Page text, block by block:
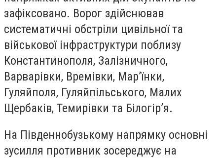
зафіксовано. Ворог здійснював
систематичні обстріли цивільної та
військової інфраструктури поблизу
Константинополя, Залізничного,
Варварівки, Времівки, Мар’їнки,
Гуляйполя, Гуляйпільського, Малих
Щербаків, Темирівки та Білогір’я.
На Південнобузькому напрямку основні
зусилля противник зосереджує на